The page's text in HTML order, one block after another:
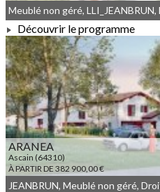
À PARTIR DE 143 917,00 €
Meublé non géré,
Découvrir le programme
ARANEA
Ascain (64310)
À PARTIR DE 382 900,00 €
JEANBRUN, Meublé non géré,